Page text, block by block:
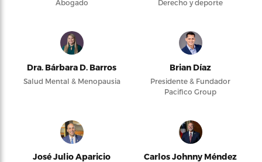
Abogado Derecho y deporte
Dra. Bárbara D. Barros
Salud Mental & Menopausia
Brian Díaz
Presidente & Fundador
Pacifico Group
José Julio Aparicio
Carlos Johnny Méndez